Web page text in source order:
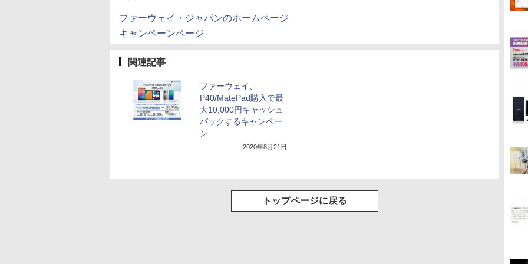
ファーウェイ・ジャパンのホームページ
キャンペーンページ
関連記事
ファーウェイ、
P40/MatePad購入で最
大10,000円キャッシュ
バックするキャンペー
ン
2020年8月21日
トップページに戻る